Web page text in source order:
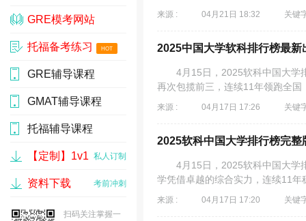
GRE模考网站
10000人
托福备考练习 HOT
39209人预约
GRE辅导课程
17537 人
GMAT辅导课程
托福辅导课程
17537 人
【定制】1v1 私人订制
资料下载 考前冲刺
扫码关注掌握一
来源 : 04月21日 18:32 关键
2025中国大学软科排行榜最
4月15日，2025软科中国大学排
再次包揽前三，连续11年领跑全
来源 : 04月17日 17:26 关键
2025软科中国大学排行榜完整
4月15日，2025软科中国大学排
学凭借卓越的综合实力，连续11
来源 : 04月17日 17:20 关键